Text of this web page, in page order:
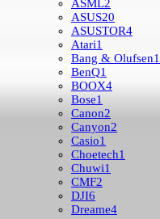
ASML2
ASUS20
ASUSTOR4
Atari1
Bang & Olufsen1
BenQ1
BOOX4
Bose1
Canon2
Canyon2
Casio1
Choetech1
Chuwi1
CMF2
DJI6
Dreame4